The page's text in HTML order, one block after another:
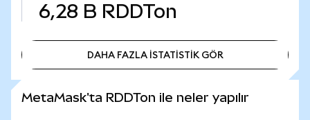
6,28 B RDDTon
DAHA FAZLA İSTATİSTİK GÖR
MetaMask'ta RDDTon ile neler yapılır